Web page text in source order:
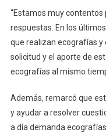
“Estamos muy
respuestas. En los
que realizan ecografías y
solicitud y el aporte de
ecografías al mismo
Además, remarcó que
y ayudar a resolver
a día demanda